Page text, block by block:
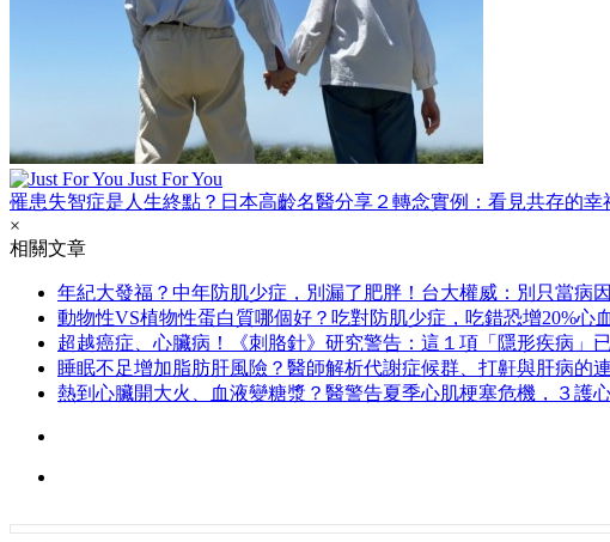
Just For You
罹患失智症是人生終點？日本高齡名醫分享２轉念實例：看見共存的幸
×
相關文章
年紀大發福？中年防肌少症，別漏了肥胖！台大權威：別只當病
動物性VS植物性蛋白質哪個好？吃對防肌少症，吃錯恐增20%心
超越癌症、心臟病！《刺胳針》研究警告：這１項「隱形疾病」
睡眠不足增加脂肪肝風險？醫師解析代謝症候群、打鼾與肝病的
熱到心臟開大火、血液變糖漿？醫警告夏季心肌梗塞危機，３護